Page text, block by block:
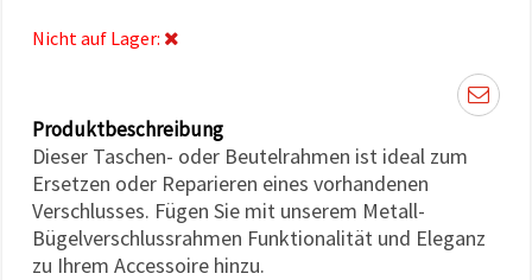
Impressum
Datenschutzerklärung
Alle
akzeptieren
Cookie-
Einstellungen
Nicht auf Lager:
Produktbeschreibung
Dieser Taschen- oder Beutelrahmen ist ideal zum
Ersetzen oder Reparieren eines vorhandenen
Verschlusses. Fügen Sie mit unserem Metall-
Bügelverschlussrahmen Funktionalität und Eleganz
zu Ihrem Accessoire hinzu.